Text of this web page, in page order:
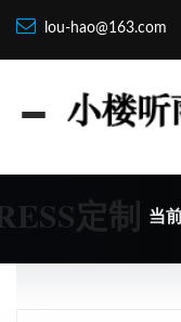
lou-hao@163.com
定制 当